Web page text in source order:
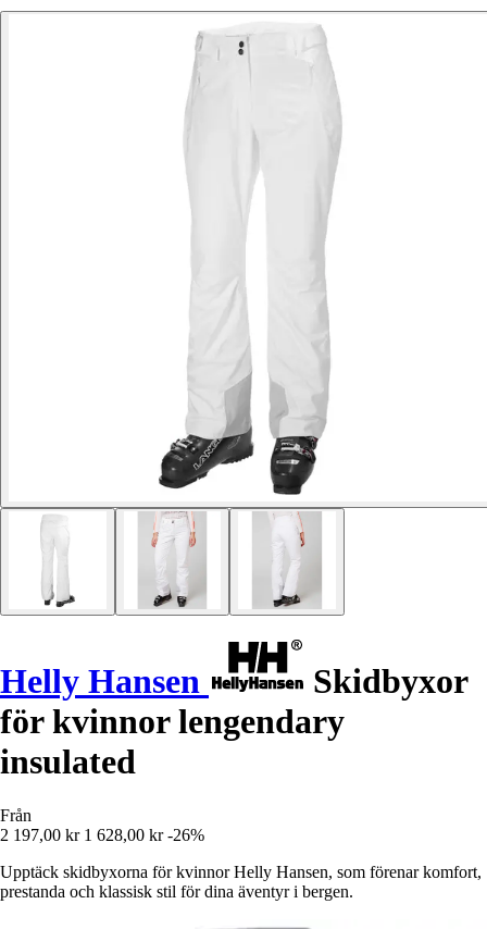
Helly Hansen
Skidbyxor
för kvinnor lengendary
insulated
Från
2 197,00 kr 1 628,00 kr -26%
Upptäck skidbyxorna för kvinnor Helly Hansen, som förenar komfort,
prestanda och klassisk stil för dina äventyr i bergen.